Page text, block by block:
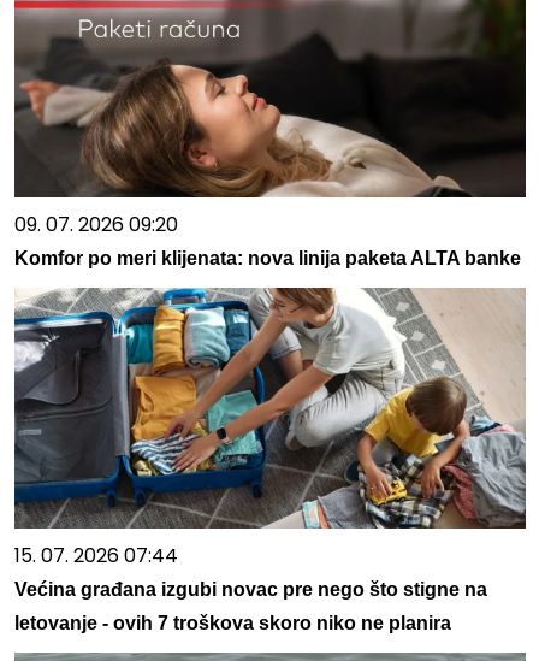
09. 07. 2026 09:20
Komfor po meri klijenata: nova linija paketa ALTA banke
15. 07. 2026 07:44
Većina građana izgubi novac pre nego što stigne na
letovanje - ovih 7 troškova skoro niko ne planira